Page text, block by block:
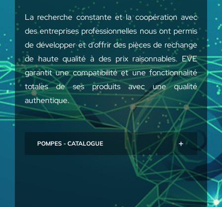
La recherche constante et la coopération avec
des entreprises professionnelles nous ont permis
de développer et d’offrir des pièces de rechange
de haute qualité à des prix raisonnables. EVE
garantit une compatibilité et une fonctionnalité
totales de ses produits avec une qualité
authentique.
POMPES - CATALOGUE